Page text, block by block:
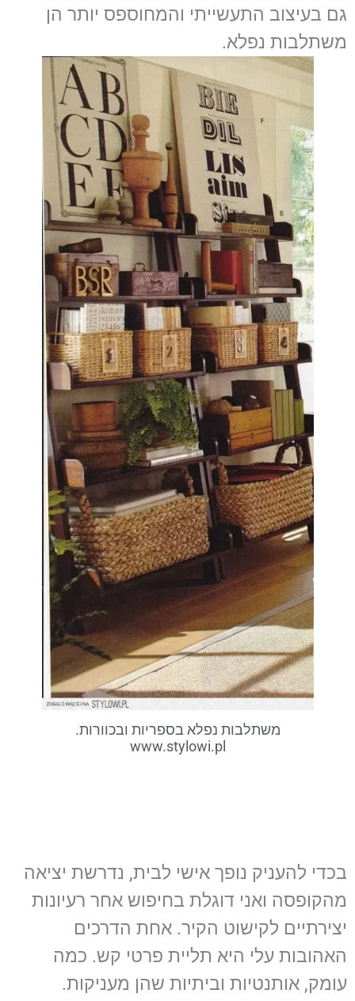
גם בעיצוב התעשייתי והמחוספס יותר הן
משתלבות נפלא.
משתלבות נפלא בספריות ובכוורות.
www.stylowi.pl
בכדי להעניק נופך אישי לבית, נדרשת יציאה
מהקופסה ואני דוגלת בחיפוש אחר רעיונות
יצירתיים לקישוט הקיר. אחת הדרכים
האהובות עלי היא תליית פרטי קש. כמה
עומק, אותנטיות וביתיות שהן מעניקות.